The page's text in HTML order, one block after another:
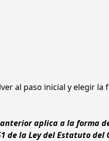
al paso inicial y elegir
anterior aplica a la
la Ley del Estatuto del